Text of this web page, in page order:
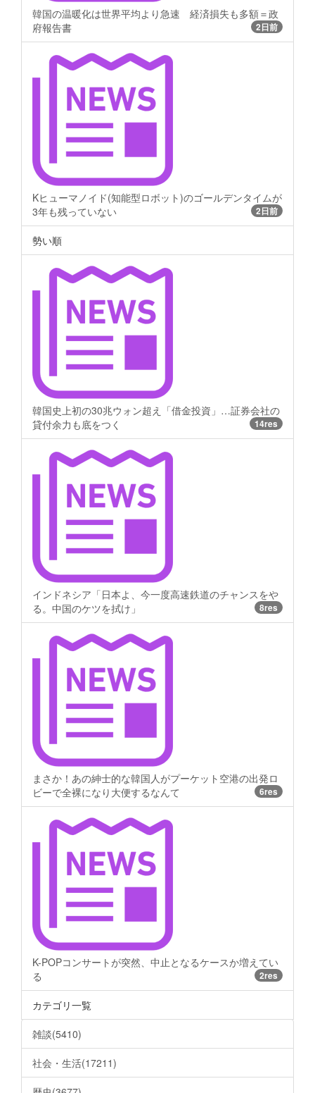
韓国の温暖化は世界平均より急速 経済損失も多額＝政
府報告書
2日前
Kヒューマノイド(知能型ロボット)のゴールデンタイムが
3年も残っていない
2日前
勢い順
韓国史上初の30兆ウォン超え「借金投資」…証券会社の
貸付余力も底をつく
14res
インドネシア「日本よ、今一度高速鉄道のチャンスをや
る。中国のケツを拭け」
8res
まさか！あの紳士的な韓国人がプーケット空港の出発ロ
ビーで全裸になり大便するなんて
6res
K-POPコンサートが突然、中止となるケースか増えてい
る
2res
カテゴリ一覧
雑談(5410)
社会・生活(17211)